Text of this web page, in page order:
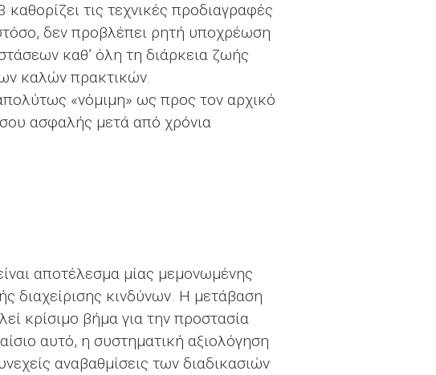
τις τεχνικές προδιαγραφές
δεν προβλέπει ρητή υποχρέωση
καθ’ όλη τη διάρκεια ζωής
καλών πρακτικών.
«νόμιμη» ως προς τον αρχικό
ασφαλής μετά από χρόνια
αποτέλεσμα μίας μεμονωμένης
διαχείρισης κινδύνων. Η μετάβαση
κρίσιμο βήμα για την προστασία
αυτό, η συστηματική αξιολόγηση
αναβαθμίσεις των διαδικασιών